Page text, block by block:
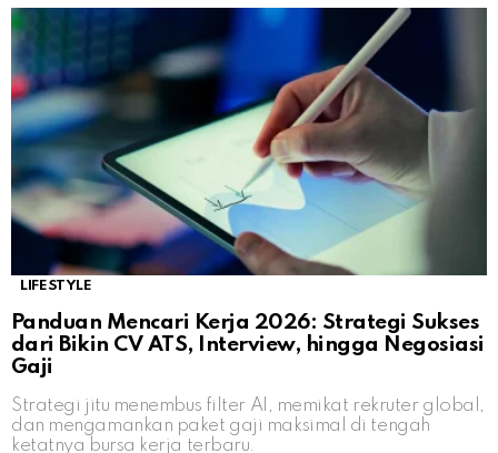
LIFESTYLE
Panduan Mencari Kerja 2026: Strategi Sukses
dari Bikin CV ATS, Interview, hingga Negosiasi
Gaji
Strategi jitu menembus filter AI, memikat rekruter global,
dan mengamankan paket gaji maksimal di tengah
ketatnya bursa kerja terbaru.